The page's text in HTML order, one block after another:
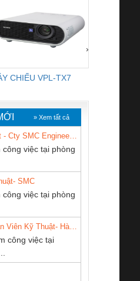
CHIẾU VPL-TX7
›
Bộ giám sát dòng
TRANSCLINIC 16I+
(2008130000)
CÔNG TY TNHH
THIÊN ÂN VIỆT
NAM
» Xem tất cả
việc tại phòng
SMC
việc tại phòng
công việc tại